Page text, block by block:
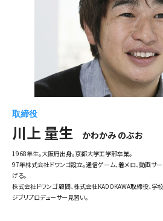
取締役
川上 量生 かわかみ のぶお
1968年生。大阪府出身。京都大学工学部卒業。
97年株式会社ドワンゴ設立。通信ゲーム、着メロ、動画サ
げる。
株式会社ドワンゴ 顧問、株式会社KADOKAWA取締役、学
ジブリプロデューサー見習い。